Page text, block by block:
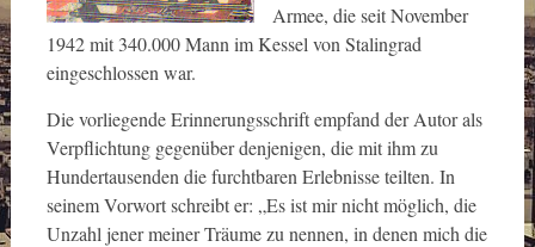
Armee, die seit November
1942 mit 340.000 Mann im Kessel von Stalingrad
eingeschlossen war.
Die vorliegende Erinnerungsschrift empfand der Autor als
Verpflichtung gegenüber denjenigen, die mit ihm zu
Hundertausenden die furchtbaren Erlebnisse teilten. In
seinem Vorwort schreibt er: „Es ist mir nicht möglich, die
Unzahl jener meiner Träume zu nennen, in denen mich die